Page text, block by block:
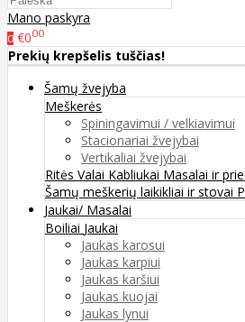
Mano paskyra
0 €000
Prekių krepšelis tuščias!
Šamų žvejyba
Meškerės
Spiningavimui / velkiavimui
Stacionariai žvejybai
Vertikaliai žvejybai
Ritės Valai Kabliukai Masalai ir
Šamų meškerių laikikliai ir stovai
Jaukai/ Masalai
Boiliai Jaukai
Jaukas karosui
Jaukas karpiui
Jaukas karšiui
Jaukas kuojai
Jaukas lynui